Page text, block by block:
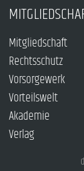
Mitgliedschaft
Rechtsschutz
Vorsorgewerk
Vorteilswelt
Akademie
Verlag